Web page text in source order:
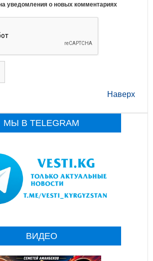
уведомления о новых комментариях
Наверх
МЫ В TELEGRAM
ВИДЕО